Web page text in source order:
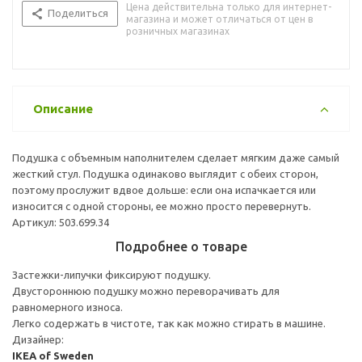
Поделиться
Цена действительна только для интернет-
магазина и может отличаться от цен в
розничных магазинах
Описание
Подушка с объемным наполнителем сделает мягким даже самый
жесткий стул. Подушка одинаково выглядит с обеих сторон,
поэтому прослужит вдвое дольше: если она испачкается или
износится с одной стороны, ее можно просто перевернуть.
Артикул: 503.699.34
Подробнее о товаре
Застежки-липучки фиксируют подушку.
Двустороннюю подушку можно переворачивать для
равномерного износа.
Легко содержать в чистоте, так как можно стирать в машине.
Дизайнер:
IKEA of Sweden